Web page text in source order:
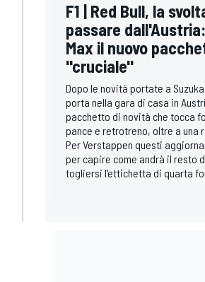
F1 | Red Bull, la
passare
Max il nuovo
"cruciale"
Dopo le novità portate a Suzuka
porta nella gara di casa in
pacchetto di novità che tocca
pance e retrotreno, oltre a una
Per Verstappen questi
per capire come andrà il resto
togliersi l'ettichetta di quarta